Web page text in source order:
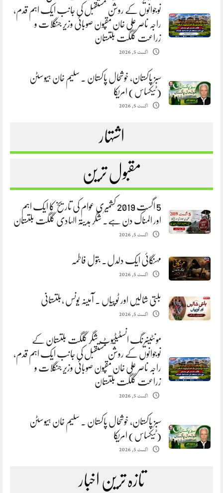
نوجوانوں کے روشن مستقبل کی جانب ایک اہم قدم،
راجہ ناصر علی خان مقپون صوبائی وزیر جنگلات و
زراعت گلگت بلتستان
اگست 5, 2026
سبز پاکستان، خوشحال پاکستان . سلیم خان ہیوسٹن
(ٹیکساس) امریکا
اگست 5, 2026
اشتہار
مقبول ترین
5 اگست 2019 کشمیری عوام کی تاریخ کا ایک اہم
اور المناک دن ہے. شگر ہدیتہ الہادی گلگت بلتستان
اگست 5, 2026
مہنگائی ایک دلدل. بتول فاطمہ
اگست 5, 2026
بلتی شالیں اور ٹوپیاں . آمینہ یونس ،بلتستانی
اگست 5, 2026
مونٹینیرنگ انسٹیٹیوٹ شگر گلگت بلتستان کے
نوجوانوں کے روشن مستقبل کی جانب ایک اہم قدم،
راجہ ناصر علی خان مقپون صوبائی وزیر جنگلات و
زراعت گلگت بلتستان
اگست 5, 2026
سبز پاکستان، خوشحال پاکستان . سلیم خان ہیوسٹن
(ٹیکساس) امریکا
اگست 5, 2026
تازہ ترین اخبار